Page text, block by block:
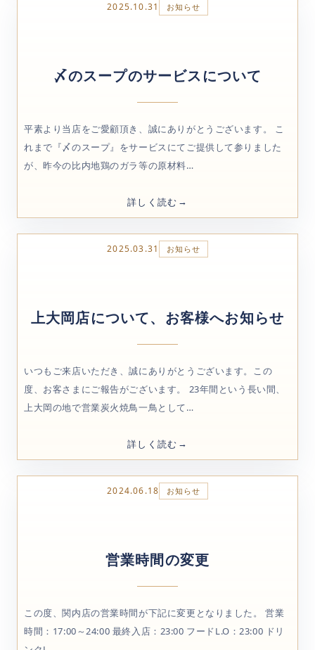
2025.10.31 お知らせ
〆のスープのサービスについて
平素より当店をご愛顧頂き、誠にありがとうございます。 こ
れまで『〆のスープ』をサービスにてご提供して参りました
が、昨今の比内地鶏のガラ等の原材料…
詳しく読む
2025.03.31 お知らせ
上大岡店について、お客様へお知らせ
いつもご来店いただき、誠にありがとうございます。この
度、お客さまにご報告がございます。 23年間という長い間、
上大岡の地で営業炭火焼鳥一鳥として…
詳しく読む
2024.06.18 お知らせ
営業時間の変更
この度、関内店の営業時間が下記に変更となりました。 営業
時間：17:00～24:00 最終入店：23:00 フードL.O：23:00 ドリ